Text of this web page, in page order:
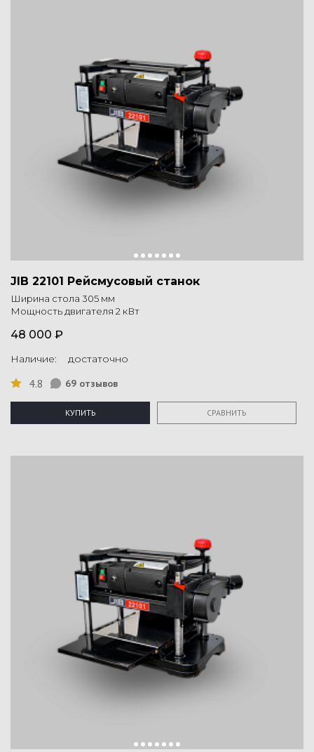
JIB 22101 Рейсмусовый станок
Ширина стола 305 мм
Мощность двигателя 2 кВт
48 000 ₽
Наличие: достаточно
4.8 69 отзывов
КУПИТЬ СРАВНИТЬ